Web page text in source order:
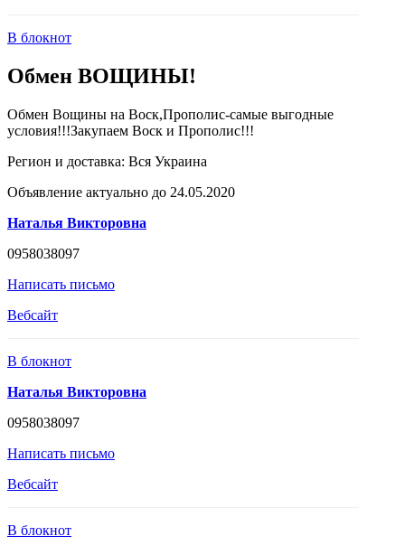
В блокнот
Обмен ВОЩИНЫ!
Обмен Вощины на Воск,Прополис-самые выгодные
условия!!!Закупаем Воск и Прополис!!!
Регион и доставка: Вся Украина
Объявление актуально до 24.05.2020
Наталья Викторовна
0958038097
Написать письмо
Вебсайт
В блокнот
Наталья Викторовна
0958038097
Написать письмо
Вебсайт
В блокнот